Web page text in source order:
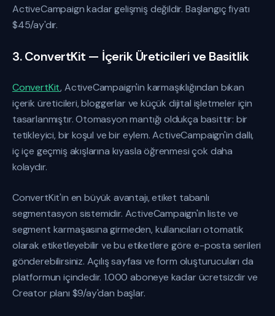
ActiveCampaign kadar gelişmiş değildir. Başlangıç fiyatı
$45/ay'dır.
3. ConvertKit — İçerik Üreticileri ve Basitlik
ConvertKit, ActiveCampaign'in karmaşıklığından bıkan
içerik üreticileri, bloggerlar ve küçük dijital işletmeler için
tasarlanmıştır. Otomasyon mantığı oldukça basittir: bir
tetikleyici, bir koşul ve bir eylem. ActiveCampaign'in dallı,
iç içe geçmiş akışlarına kıyasla öğrenmesi çok daha
kolaydır.
ConvertKit'in en büyük avantajı, etiket tabanlı
segmentasyon sistemidir. ActiveCampaign'in liste ve
segment karmaşasına girmeden, kullanıcıları otomatik
olarak etiketleyebilir ve bu etiketlere göre e-posta serileri
gönderebilirsiniz. Açılış sayfası ve form oluşturucuları da
platformun içindedir. 1.000 aboneye kadar ücretsizdir ve
Creator planı $9/ay'dan başlar.